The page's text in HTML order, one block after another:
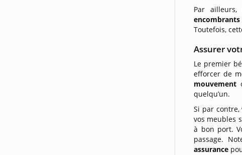
Par
Toutefois,
Assurer
Le premier
efforcer de
mouvement
quelqu’un.
Si par contre,
vos meubles
à bon port.
passage.
assurance